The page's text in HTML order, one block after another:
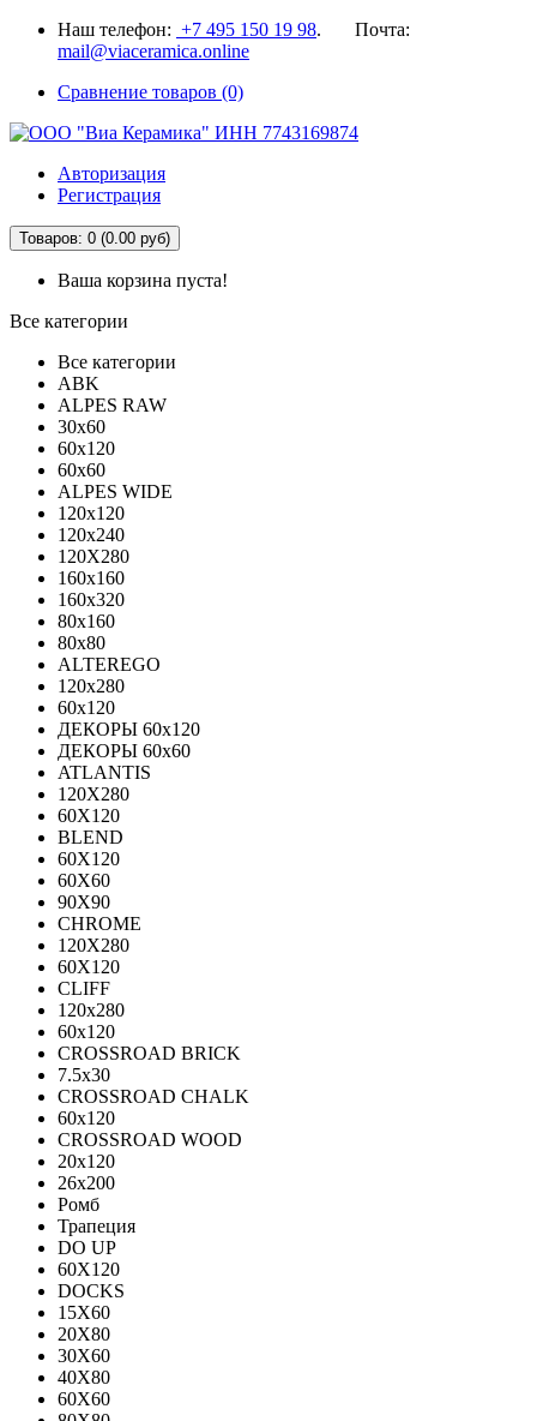
Наш телефон: +7 495 150 19 98. Почта:
mail@viaceramica.online
Сравнение товаров (0)
Авторизация
Регистрация
Товаров: 0 (0.00 руб)
Ваша корзина пуста!
Все категории
Все категории
ABK
ALPES RAW
30x60
60x120
60x60
ALPES WIDE
120x120
120x240
120X280
160x160
160x320
80x160
80x80
ALTEREGO
120х280
60х120
ДЕКОРЫ 60х120
ДЕКОРЫ 60х60
ATLANTIS
120X280
60X120
BLEND
60Х120
60Х60
90Х90
CHROME
120X280
60X120
CLIFF
120x280
60x120
CROSSROAD BRICK
7.5х30
CROSSROAD CHALK
60х120
CROSSROAD WOOD
20х120
26х200
Ромб
Трапеция
DO UP
60X120
DOCKS
15X60
20X80
30X60
40X80
60X60